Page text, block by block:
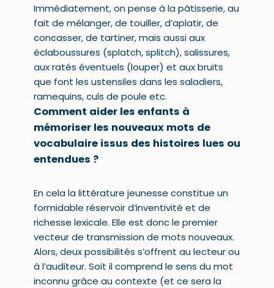
Immédiatement, on pense à la pâtisserie, au
fait de mélanger, de touiller, d’aplatir, de
concasser, de tartiner, mais aussi aux
éclaboussures (splatch, splitch), salissures,
aux ratés éventuels (louper) et aux bruits
que font les ustensiles dans les saladiers,
ramequins, culs de poule etc.
Comment aider les enfants à
mémoriser les nouveaux mots de
vocabulaire issus des histoires lues ou
entendues ?
En cela lalittérature jeunesse constitue un
formidable réservoir d’inventivité et de
richesse lexicale. Elle est donc le premier
vecteur de transmission de mots nouveaux.
Alors, deux possibilités s’offrent au lecteur ou
à l’auditeur. Soit il comprend le sens du mot
inconnu grâce au contexte (et ce sera la